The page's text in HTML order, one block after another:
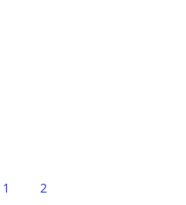
1 2